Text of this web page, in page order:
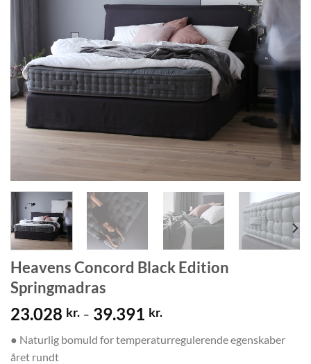
Heavens Concord Black Edition
Springmadras
23.028 kr. - 39.391 kr.
● Naturlig bomuld for temperaturregulerende egenskaber
året rundt